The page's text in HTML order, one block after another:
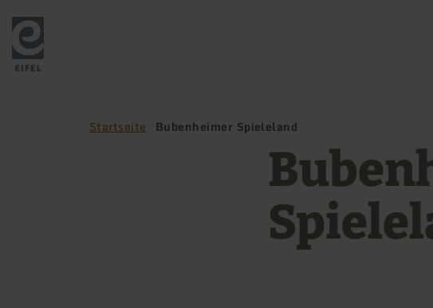
Zurück
zur
Startseite
Startseite Bubenheimer Spieleland